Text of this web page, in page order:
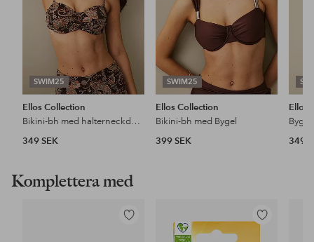
SWIM25
Ellos Collection
Bikini-bh med halterneckdesign
349 SEK
SWIM25
Ellos Collection
Bikini-bh med Bygel
399 SEK
Ellos
349
Komplettera med
Lägg
Lägg